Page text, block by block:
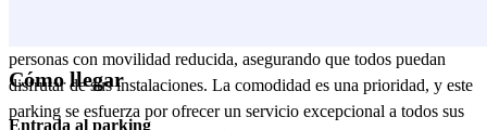
personas con movilidad reducida, asegurando que todos puedan
disfrutar de sus instalaciones. La comodidad es una prioridad, y este
parking se esfuerza por ofrecer un servicio excepcional a todos sus
Cómo llegar
Entrada al parking